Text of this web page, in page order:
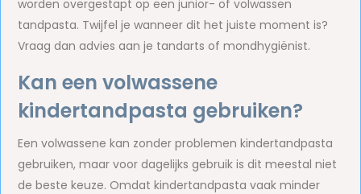
worden overgestapt op een junior- of volwassen
tandpasta. Twijfel je wanneer dit het juiste moment is?
Vraag dan advies aan je tandarts of mondhygiënist.
Kan een volwassene
kindertandpasta gebruiken?
Een volwassene kan zonder problemen kindertandpasta
gebruiken, maar voor dagelijks gebruik is dit meestal niet
de beste keuze. Omdat kindertandpasta vaak minder